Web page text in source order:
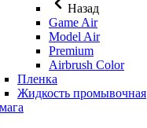
Назад
Game Air
Model Air
Premium
Airbrush Color
Пленка
Жидкость промывочная